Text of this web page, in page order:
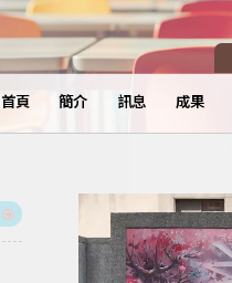
首頁 簡介 訊息 成果